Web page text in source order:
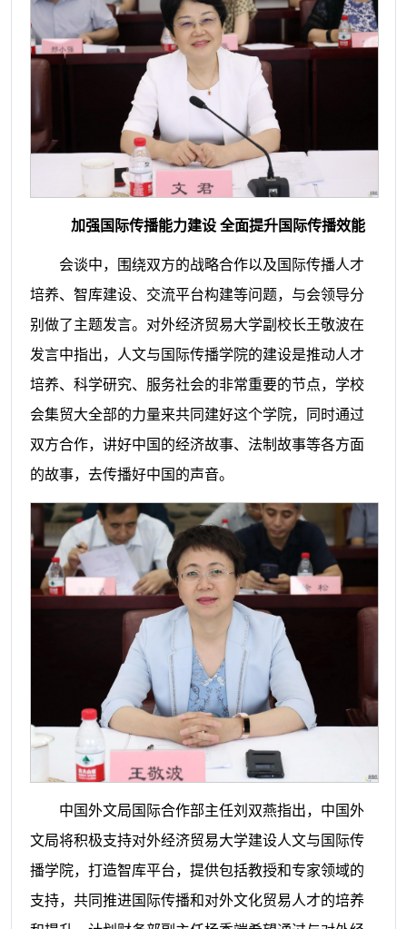
加强国际传播能力建设 全面提升国际传播效能
会谈中，围绕双方的战略合作以及国际传播人才
培养、智库建设、交流平台构建等问题，与会领导分
别做了主题发言。 对外经济贸易大学副校长王敬波在
发言中指出，人文与国际传播学院的建设是推动人才
培养、科学研究、服务社会的非常重要的节点，学校
会集贸大全部的力量来共同建好这个学院，同时通过
双方合作，讲好中国的经济故事、法制故事等各方面
的故事，去传播好中国的声音。
中国外文局国际合作部主任刘双燕指出，中国外
文局将积极支持对外经济贸易大学建设人文与国际传
播学院，打造智库平台，提供包括教授和专家领域的
支持，共同推进国际传播和对外文化贸易人才的培养